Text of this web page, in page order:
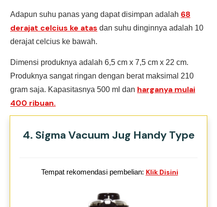
Adapun suhu panas yang dapat disimpan adalah 68
derajat celcius ke atas dan suhu dinginnya adalah 10
derajat celcius ke bawah.
Dimensi produknya adalah 6,5 cm x 7,5 cm x 22 cm.
Produknya sangat ringan dengan berat maksimal 210
gram saja. Kapasitasnya 500 ml dan harganya mulai
400 ribuan.
4. Sigma Vacuum Jug Handy Type
Tempat rekomendasi pembelian: Klik Disini